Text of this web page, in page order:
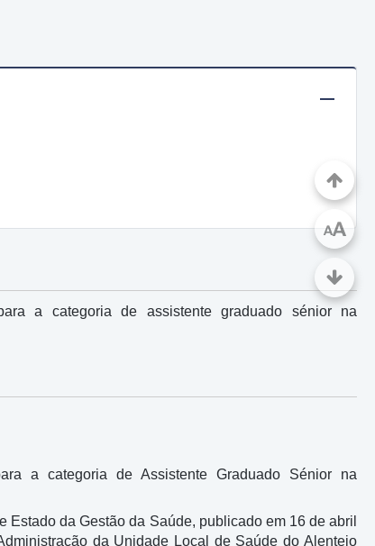
a categoria de assistente graduado sénior na
a categoria de Assistente Graduado Sénior na
da Gestão da Saúde, publicado em 16 de abril
da Unidade Local de Saúde do Alentejo
AA